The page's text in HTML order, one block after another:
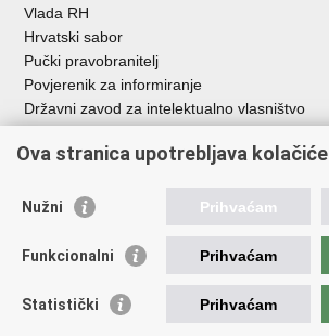
Vlada RH
Hrvatski sabor
Pučki pravobranitelj
Povjerenik za informiranje
Državni zavod za intelektualno vlasništvo
HAKOM
Ostale poveznice
Hrvatski audiovizualni centar
Creative Europe
Ova stranica upotrebljava kolačiće
Nužni Prihvaćam
Funkcionalni Prihvaćam
Statistički Prihvaćam